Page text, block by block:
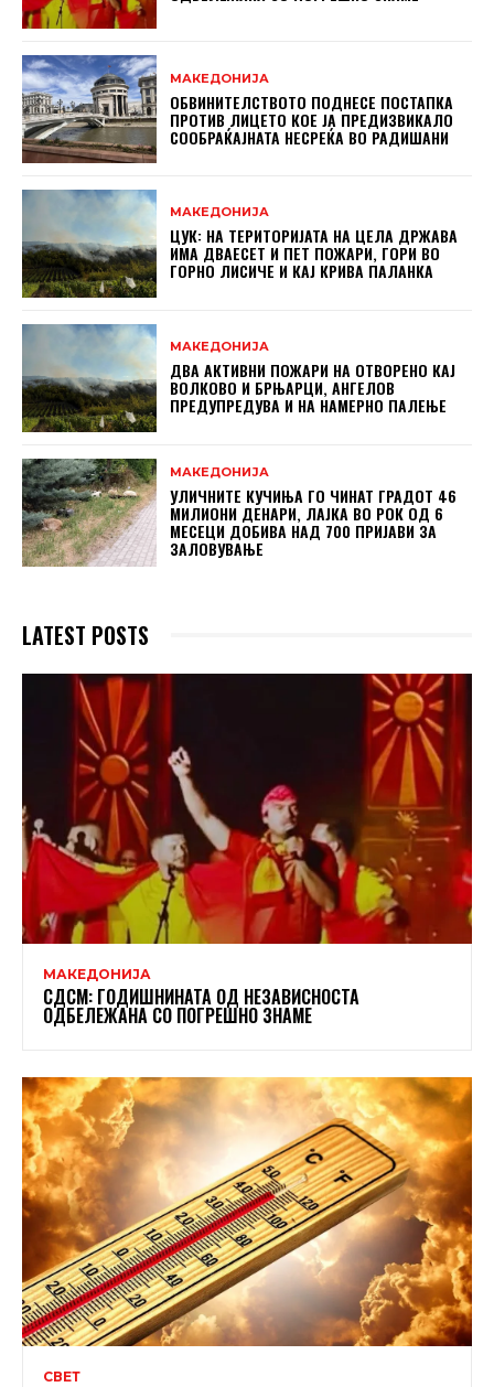
МАКЕДОНИЈА
ОБВИНИТЕЛСТВОТО ПОДНЕСЕ ПОСТАПКА
ПРОТИВ ЛИЦЕТО КОЕ ЈА ПРЕДИЗВИКАЛО
СООБРАЌАЈНАТА НЕСРЕЌА ВО РАДИШАНИ
МАКЕДОНИЈА
ЦУК: НА ТЕРИТОРИЈАТА НА ЦЕЛА ДРЖАВА
ИМА ДВАЕСЕТ И ПЕТ ПОЖАРИ, ГОРИ ВО
ГОРНО ЛИСИЧЕ И КАЈ КРИВА ПАЛАНКА
МАКЕДОНИЈА
ДВА АКТИВНИ ПОЖАРИ НА ОТВОРЕНО КАЈ
ВОЛКОВО И БРЊАРЦИ, АНГЕЛОВ
ПРЕДУПРЕДУВА И НА НАМЕРНО ПАЛЕЊЕ
МАКЕДОНИЈА
УЛИЧНИТЕ КУЧИЊА ГО ЧИНАТ ГРАДОТ 46
МИЛИОНИ ДЕНАРИ, ЛАЈКА ВО РОК ОД 6
МЕСЕЦИ ДОБИВА НАД 700 ПРИЈАВИ ЗА
ЗАЛОВУВАЊЕ
LATEST POSTS
МАКЕДОНИЈА
СДСМ: ГОДИШНИНАТА ОД НЕЗАВИСНОСТА
ОДБЕЛЕЖАНА СО ПОГРЕШНО ЗНАМЕ
СВЕТ